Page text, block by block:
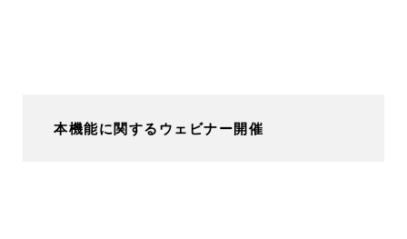
本機能に関するウェビナー開催